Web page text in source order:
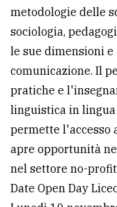
metodologie delle
sociologia,
le sue dimensioni
comunicazione. Il
pratiche e
linguistica in lingua
permette l'accesso
apre opportunità
nel settore no-
Date Open Day